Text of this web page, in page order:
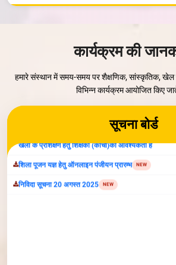
कार्यक्रम की
हमारे संस्थान में समय-समय पर शैक्षणिक, सांस्कृतिक, खेल
विभिन्न कार्यक्रम आयोजित किए
सूचना बोर्ड